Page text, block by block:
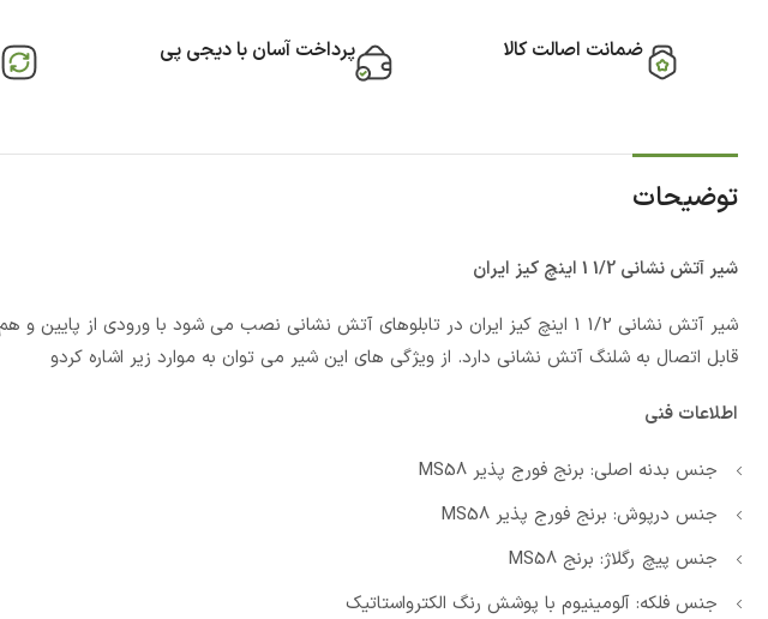
ضمانت اصالت کالا پرداخت آسان با دیجی پی
توضیحات
شیر آتش نشانی 1/2 1 اینچ کیز ایران
قابل اتصال به شلنگ آتش نشانی دارد. از ویژگی های این شیر می توان به موارد زیر اشاره کردو
اطلاعات فنی
جنس بدنه اصلی: برنج فورج پذیر MS58
جنس درپوش: برنج فورج پذیر MS58
جنس پیچ رگلاژ: برنج MS58
جنس فلکه: آلومینیوم با پوشش رنگ الکترواستاتیک